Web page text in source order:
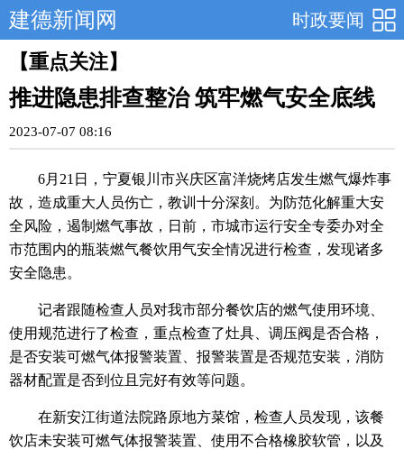
时政要闻
建德新闻网
【重点关注】
推进隐患排查整治 筑牢燃气安全底线
2023-07-07 08:16
6月21日，宁夏银川市兴庆区富洋烧烤店发生燃气爆炸事
故，造成重大人员伤亡，教训十分深刻。为防范化解重大安
全风险，遏制燃气事故，日前，市城市运行安全专委办对全
市范围内的瓶装燃气餐饮用气安全情况进行检查，发现诸多
安全隐患。
记者跟随检查人员对我市部分餐饮店的燃气使用环境、
使用规范进行了检查，重点检查了灶具、调压阀是否合格，
是否安装可燃气体报警装置、报警装置是否规范安装，消防
器材配置是否到位且完好有效等问题。
在新安江街道法院路原地方菜馆，检查人员发现，该餐
饮店未安装可燃气体报警装置、使用不合格橡胶软管，以及